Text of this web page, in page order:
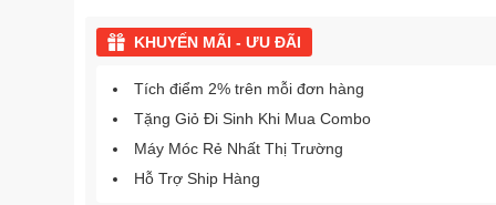
KHUYẾN MÃI - ƯU ĐÃI
Tích điểm 2% trên mỗi đơn hàng
Tặng Giỏ Đi Sinh Khi Mua Combo
Máy Móc Rẻ Nhất Thị Trường
Hỗ Trợ Ship Hàng